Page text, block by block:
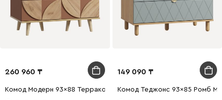
260 960
Комод Модерн 93x88 Терракотовый
149 090
Комод Теджонс 93x85 Ромб